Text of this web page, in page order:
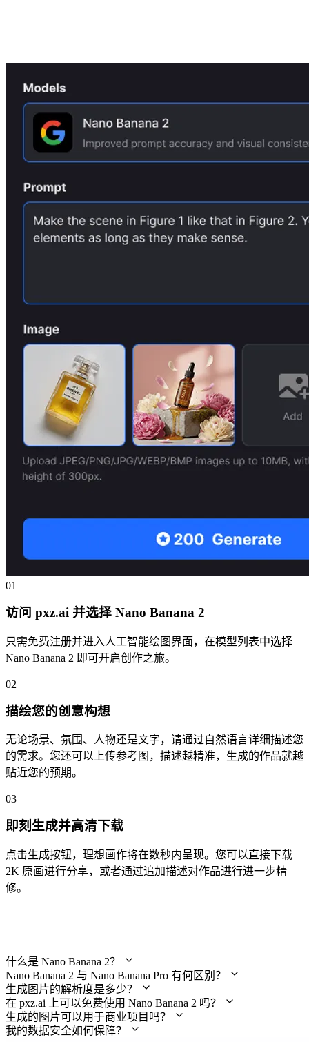
01
访问 pxz.ai 并选择 Nano Banana 2
只需免费注册并进入人工智能绘图界面，在模型列表中选择
Nano Banana 2 即可开启创作之旅。
02
描绘您的创意构想
无论场景、氛围、人物还是文字，请通过自然语言详细描述您
的需求。您还可以上传参考图，描述越精准，生成的作品就越
贴近您的预期。
03
即刻生成并高清下载
点击生成按钮，理想画作将在数秒内呈现。您可以直接下载
2K 原画进行分享，或者通过追加描述对作品进行进一步精
修。
什么是 Nano Banana 2？
Nano Banana 2 与 Nano Banana Pro 有何区别？
生成图片的解析度是多少？
在 pxz.ai 上可以免费使用 Nano Banana 2 吗？
生成的图片可以用于商业项目吗？
我的数据安全如何保障？